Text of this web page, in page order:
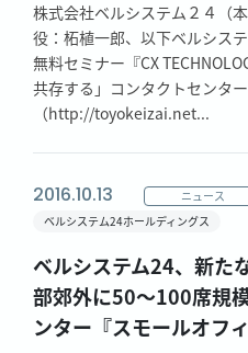
株式会社ベルシステム２４（
役：柘植一郎、以下ベルシス
無料セミナー『CX
共存する」コンタクトセンタ
（http://toyokeizai.net...
2016.10.13
ニュース
ベルシステム24ホールディングス
ベルシステム24、新た
部郊外に50～100席規
ンター『スモールオフ